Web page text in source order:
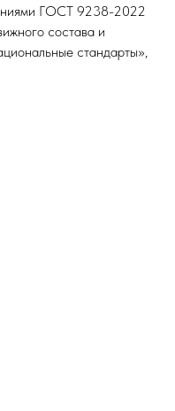
ГОСТ 9238-2022
состава и
стандарты»,